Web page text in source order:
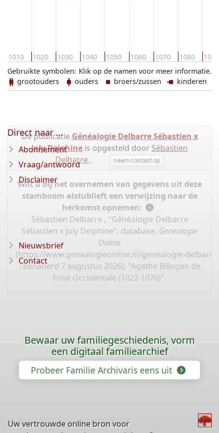
1010 1020 1030 1040 1050 1060 1070 1080 1090
Klik op de namen voor meer informatie.
Gebruikte symbolen:
grootouders
ouders broers/zussen kinderen
De publicatie Généalogie Delbarre Sébastien x
Joly Delphine is opgesteld door Sébastien
Delbarre . neem contact op
Wilt u bij het overnemen van gegevens uit deze
stamboom alstublieft een verwijzing naar de
herkomst opnemen:
Sébastien Delbarre , "Généalogie Delbarre
Sébastien x Joly Delphine", database, Genealogie
Online
(https://www.genealogieonline.nl/genealogie-
: benaderd 7 augustus 2026), "Agathe Billugen de
Frise Occidentale (1022-1076)".
Direct naar ...
Abonnement
Vraag/antwoord
Disclaimer
Nieuwsbrief
Contact
Bewaar uw familiegeschiedenis, vorm
een digitaal familiearchief
Probeer Familie Archivaris eens uit
Uw vertrouwde online bron voor